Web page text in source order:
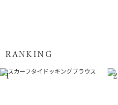
RANKING
1 2